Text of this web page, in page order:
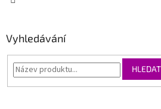
Vyhledávání
HLEDAT